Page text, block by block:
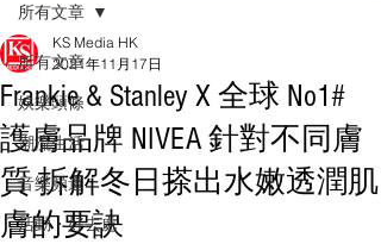
所有文章
娛樂頭條
潮流生活
音樂頻道
活動・好去處
所有文章
Frankie & Stanley X 全球 No1#
護膚品牌 NIVEA 針對不同膚
質 拆解冬日搽出水嫩透潤肌
膚的要訣
KS Media HK
2021年11月17日